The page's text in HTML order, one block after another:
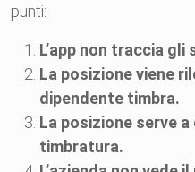
punti:
L’app non traccia
La posizione viene
dipendente timbra.
La posizione serve
timbratura.